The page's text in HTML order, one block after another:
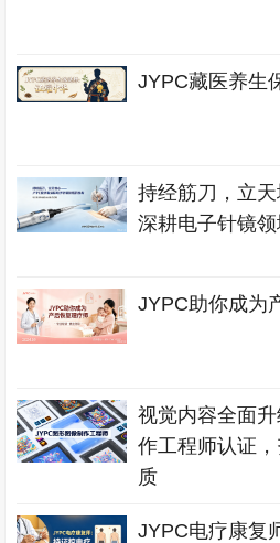
JYPC藏医养生
持经筋刀，立
深耕电子针镜
JYPC助你成为
视觉内容全面
作工程师认证
质
JYPC电疗康复